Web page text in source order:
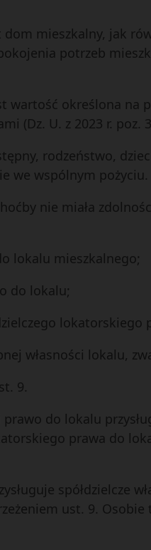
mieszkalny, jak
potrzeb
określona na
(Dz. U. z 2023 r. poz.
rodzeństwo,
we wspólnym pożyciu.
nie miała
lokalu mieszkalnego;
do lokalu;
własności lokalu,
9.
prawo do lokalu
prawa do
spółdzielcze
ust. 9.